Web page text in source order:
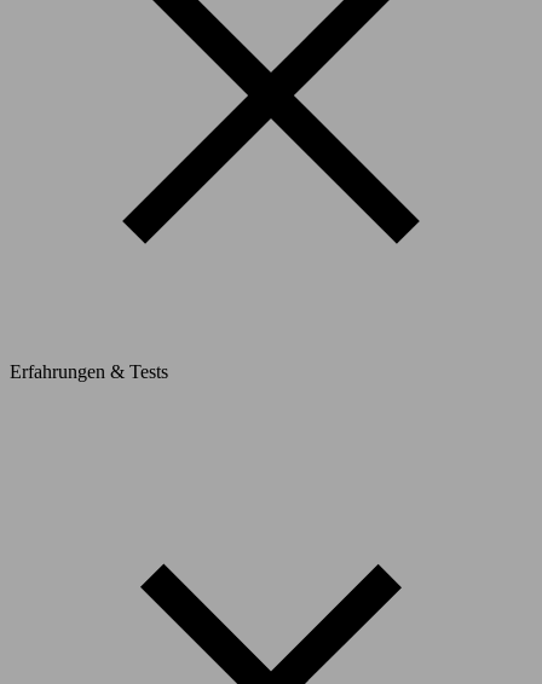
Erfahrungen & Tests